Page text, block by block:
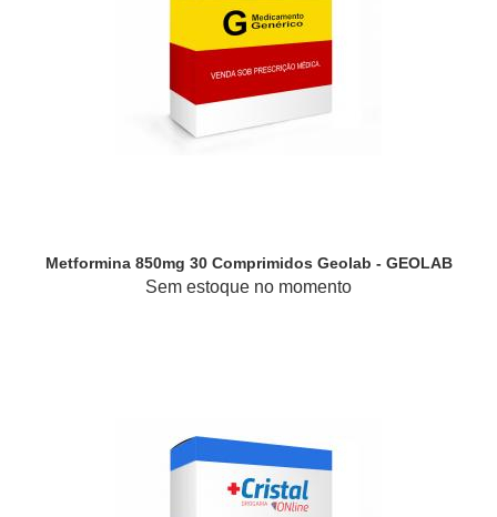
Metformina 850mg 30 Comprimidos Geolab - GEOLAB
Sem estoque no momento